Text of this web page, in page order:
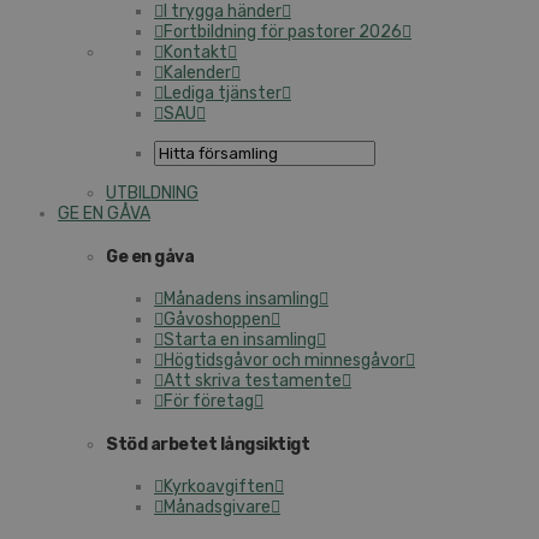
I trygga händer
Fortbildning för pastorer 2026
Kontakt
Kalender
Lediga tjänster
SAU
UTBILDNING
GE EN GÅVA
Ge en gåva
Månadens insamling
Gåvoshoppen
Starta en insamling
Högtidsgåvor och minnesgåvor
Att skriva testamente
För företag
Stöd arbetet långsiktigt
Kyrkoavgiften
Månadsgivare